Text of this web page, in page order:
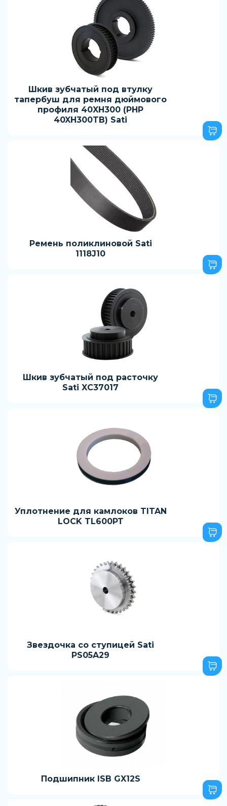
Шкив зубчатый под втулку
тапербуш для ремня дюймового
профиля 40XH300 (PHP
40XH300TB) Sati
Ремень поликлиновой Sati
1118J10
Шкив зубчатый под расточку
Sati XC37017
Уплотнение для камлоков TITAN
LOCK TL600PT
Звездочка со ступицей Sati
PS05A29
Подшипник ISB GX12S